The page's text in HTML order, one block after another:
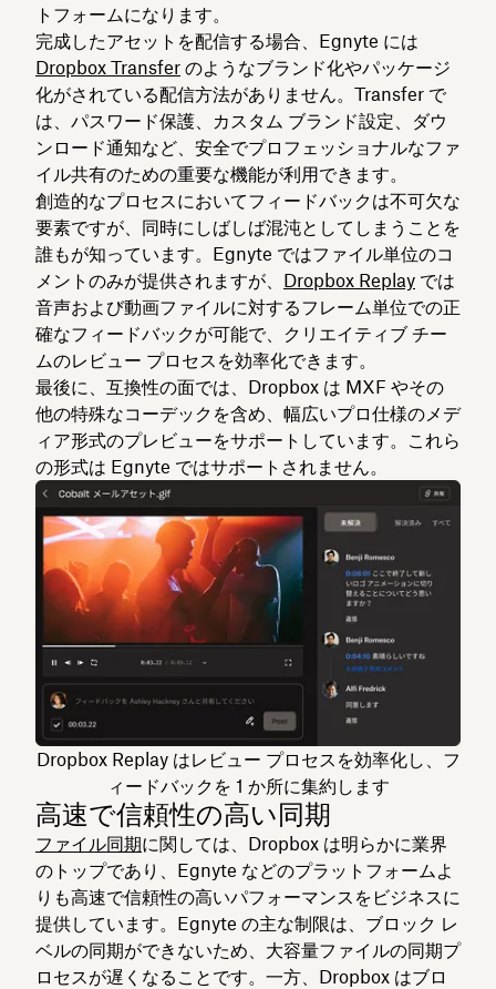
トフォームになります。
完成したアセットを配信する場合、Egnyte には
Dropbox Transfer のようなブランド化やパッケージ
化がされている配信方法がありません。Transfer で
は、パスワード保護、カスタム ブランド設定、ダウ
ンロード通知など、安全でプロフェッショナルなファ
イル共有のための重要な機能が利用できます。
創造的なプロセスにおいてフィードバックは不可欠な
要素ですが、同時にしばしば混沌としてしまうことを
誰もが知っています。Egnyte ではファイル単位のコ
メントのみが提供されますが、 Dropbox Replay では
音声および動画ファイルに対するフレーム単位での正
確なフィードバックが可能で、クリエイティブ チー
ムのレビュー プロセスを効率化できます。
最後に、互換性の面では、Dropbox は MXF やその
他の特殊なコーデックを含め、幅広いプロ仕様のメデ
ィア形式のプレビューをサポートしています。これら
の形式は Egnyte ではサポートされません。
Dropbox Replay はレビュー プロセスを効率化し、フ
ィードバックを 1 か所に集約します
高速で信頼性の高い同期
ファイル同期に関しては、Dropbox は明らかに業界
のトップであり、Egnyte などのプラットフォームよ
りも高速で信頼性の高いパフォーマンスをビジネスに
提供しています。Egnyte の主な制限は、ブロック レ
ベルの同期ができないため、大容量ファイルの同期プ
ロセスが遅くなることです。一方、Dropbox はブロ